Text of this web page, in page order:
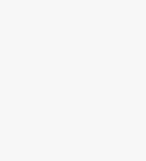
CLIC AQUÍ
PUERTA DE